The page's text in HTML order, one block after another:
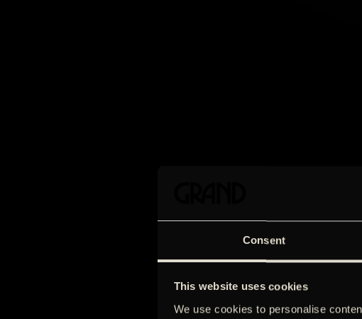
Consent
This website uses cookies
We use cookies to personalise